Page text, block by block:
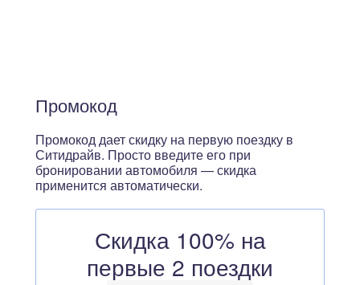
Промокод
Промокод дает скидку на первую поездку в
Ситидрайв. Просто введите его при
бронировании автомобиля — скидка
применится автоматически.
Скидка 100% на
первые 2 поездки